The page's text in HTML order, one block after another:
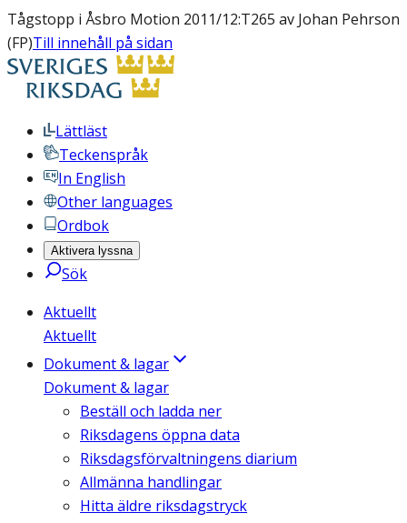
Tågstopp i Åsbro Motion 2011/12:T265 av Johan Pehrson
(FP)Till innehåll på sidan
Lättläst
Teckenspråk
In English
Other languages
Ordbok
Aktivera lyssna
Sök
Aktuellt
Aktuellt
Dokument & lagar
Dokument & lagar
Beställ och ladda ner
Riksdagens öppna data
Riksdagsförvaltningens diarium
Allmänna handlingar
Hitta äldre riksdagstryck